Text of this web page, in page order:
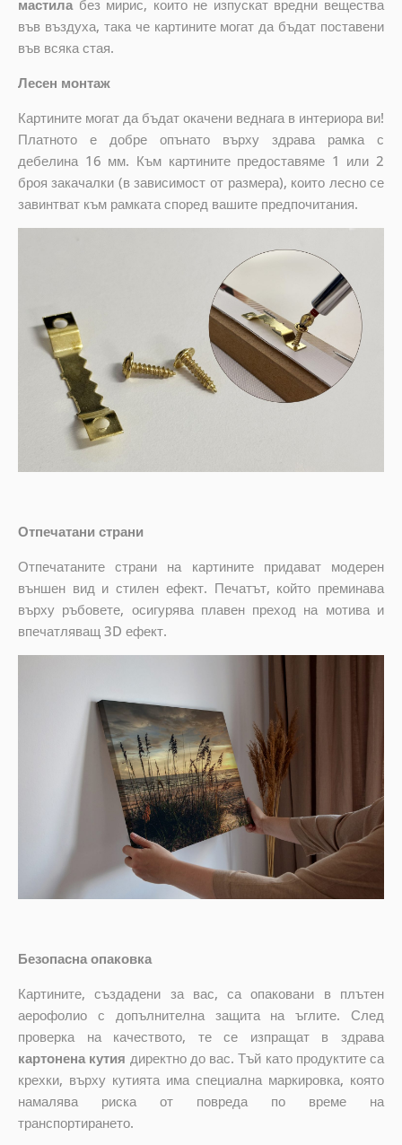
мастилабез мирис, които не изпускат вредни вещества
във въздуха, така че картините могат да бъдат поставени
във всяка стая.
Лесен монтаж
Картините могат да бъдат окачени веднага в интериора ви!
Платното е добре опънато върху здрава рамка с
дебелина 16 мм. Към картините предоставяме 1 или 2
броя закачалки (в зависимост от размера), които лесно се
завинтват към рамката според вашите предпочитания.
Отпечатани страни
Отпечатаните страни на картините придават модерен
външен вид и стилен ефект. Печатът, който преминава
върху ръбовете, осигурява плавен преход на мотива и
впечатляващ 3D ефект.
Безопасна опаковка
Картините, създадени за вас, са опаковани в плътен
аерофолио с допълнителна защита на ъглите. След
проверка на качеството, те се изпращат в здрава
картонена кутия директно до вас. Тъй като продуктите са
крехки, върху кутията има специална маркировка, която
намалява риска от повреда по време на
транспортирането.